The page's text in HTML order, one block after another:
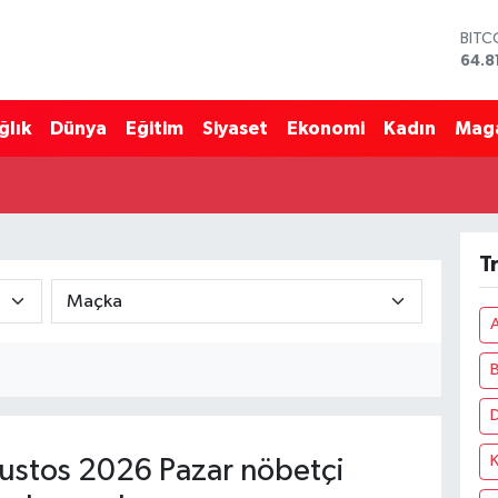
Dünya Eğitim Siyaset Ekonomi Kadın
2026 Pazar nöbetçi